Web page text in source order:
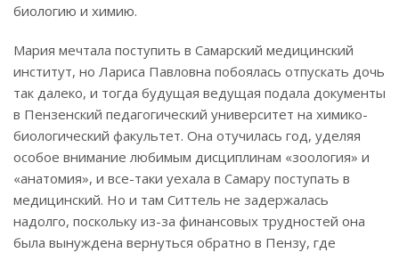
биологию и химию.
Мария мечтала поступить в Самарский медицинский
институт, но Лариса Павловна побоялась отпускать дочь
так далеко, и тогда будущая ведущая подала документы
в Пензенский педагогический университет на химико-
биологический факультет. Она отучилась год, уделяя
особое внимание любимым дисциплинам «зоология» и
«анатомия», и все-таки уехала в Самару поступать в
медицинский. Но и там Ситтель не задержалась
надолго, поскольку из-за финансовых трудностей она
была вынуждена вернуться обратно в Пензу, где